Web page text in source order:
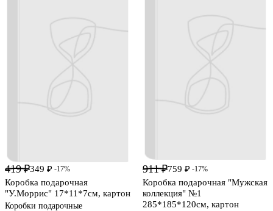
419 ₽349 ₽ -17%
Коробка подарочная
"У.Моррис" 17*11*7см, картон
Коробки подарочные
911 ₽759 ₽ -17%
Коробка подарочная "Мужская
коллекция" №1
285*185*120см, картон